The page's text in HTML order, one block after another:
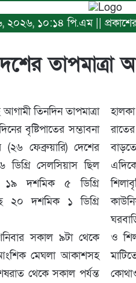
২০২৬, ১০:১৪ পি.এম ||
তাপমাত্রা
তিনদিন তাপমাত্রা
বৃষ্টিপাতের সম্ভাবনা
ফেব্রুয়ারি) দেশের
ডিগ্রি সেলসিয়াস ছিল
১৯ দশমিক ৫ ডিগ্রি
২০ দশমিক ১ ডিগ্রি
সকাল ৯টা থেকে
আংশিক মেঘলা আকাশসহ
থেকে সকাল পর্যন্ত
ও